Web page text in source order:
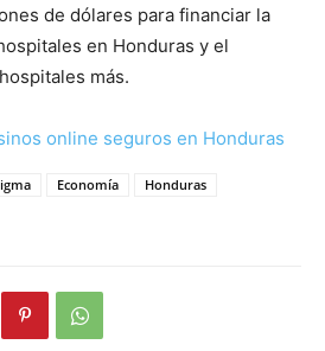
de dólares para financiar la
en Honduras y el
más.
online seguros en Honduras
Economía
Honduras